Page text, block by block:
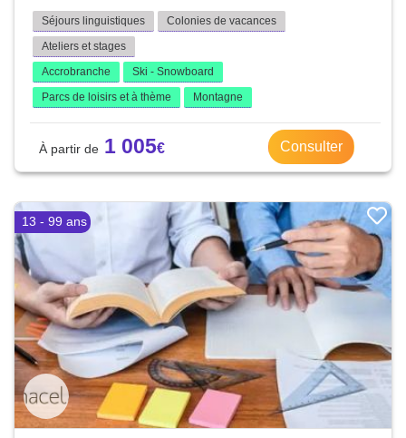
Séjours linguistiques
Colonies de vacances
Ateliers et stages
Accrobranche
Ski - Snowboard
Parcs de loisirs et à thème
Montagne
1 005 Consulter
13 - 99 ans